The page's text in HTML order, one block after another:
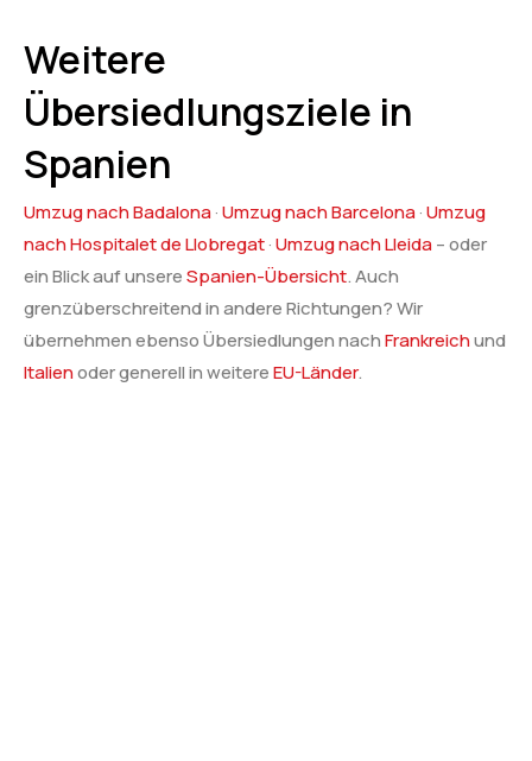
Weitere
Übersiedlungsziele in
Spanien
Umzug nach Badalona·Umzug nach Barcelona·Umzug
nach Hospitalet de Llobregat·Umzug nach Lleida– oder
ein Blick auf unsereSpanien-Übersicht. Auch
grenzüberschreitend in andere Richtungen? Wir
übernehmen ebenso Übersiedlungen nachFrankreichund
Italienoder generell in weitereEU-Länder.